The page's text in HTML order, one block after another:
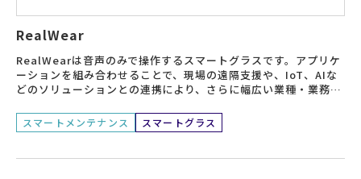
RealWear
RealWearは音声のみで操作するスマートグラスです。アプリケ
ーションを組み合わせることで、現場の遠隔支援や、IoT、AIな
どのソリューションとの連携により、さらに幅広い業種・業務へ
スマートメンテナンス スマートグラス